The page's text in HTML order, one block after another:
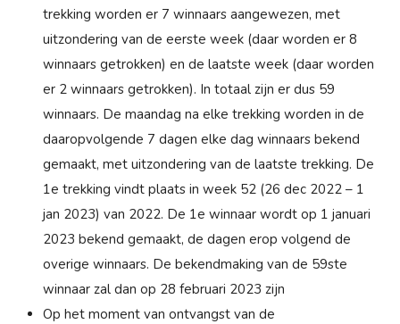
trekking worden er 7 winnaars aangewezen, met
uitzondering van de eerste week (daar worden er 8
winnaars getrokken) en de laatste week (daar worden
er 2 winnaars getrokken). In totaal zijn er dus 59
winnaars. De maandag na elke trekking worden in de
daaropvolgende 7 dagen elke dag winnaars bekend
gemaakt, met uitzondering van de laatste trekking. De
1e trekking vindt plaats in week 52 (26 dec 2022 – 1
jan 2023) van 2022. De 1e winnaar wordt op 1 januari
2023 bekend gemaakt, de dagen erop volgend de
overige winnaars. De bekendmaking van de 59ste
winnaar zal dan op 28 februari 2023 zijn
Op het moment van ontvangst van de